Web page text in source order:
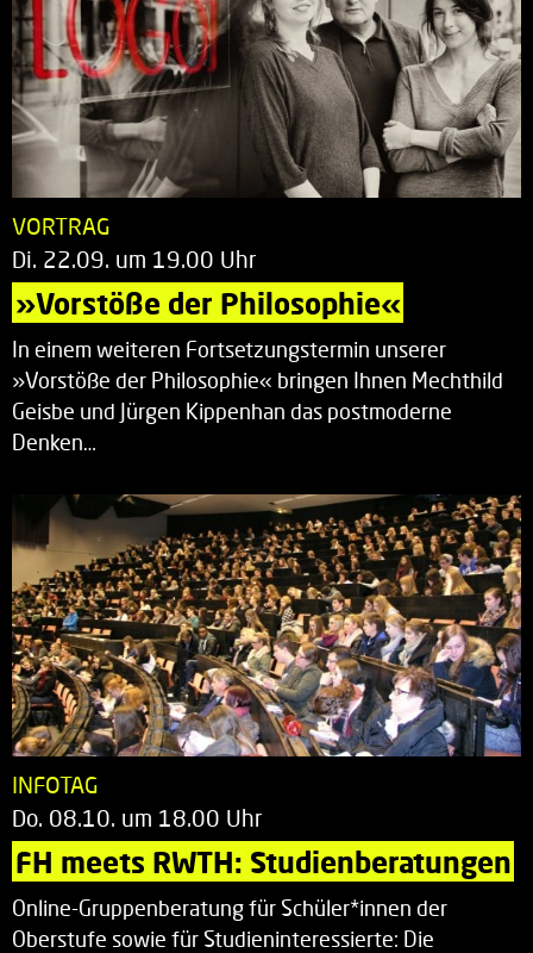
VORTRAG
Di. 22.09. um 19.00 Uhr
»Vorstöße der Philosophie«
In einem weiteren Fortsetzungstermin unserer
»Vorstöße der Philosophie« bringen Ihnen Mechthild
Geisbe und Jürgen Kippenhan das postmoderne
Denken…
INFOTAG
Do. 08.10. um 18.00 Uhr
FH meets RWTH: Studienberatungen
Online-Gruppenberatung für Schüler*innen der
Oberstufe sowie für Studieninteressierte: Die